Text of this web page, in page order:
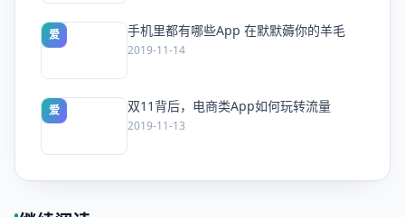
爱 手机里都有哪些App 在默默薅你的羊毛
2019-11-14
爱 双11背后，电商类App如何玩转流量
2019-11-13